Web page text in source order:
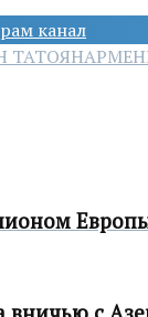
канал
ТАТОЯН